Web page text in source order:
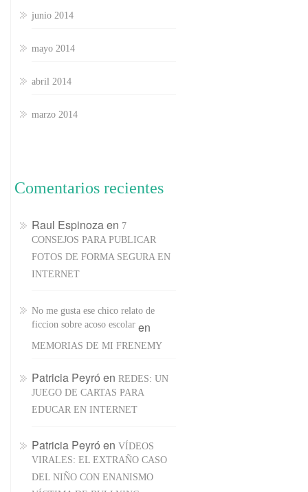
junio 2014
mayo 2014
abril 2014
marzo 2014
Comentarios recientes
Raul Espinozaen 7
CONSEJOS PARA PUBLICAR
FOTOS DE FORMA SEGURA EN
INTERNET
No me gusta ese chico relato de
ficcion sobre acoso escolaren
MEMORIAS DE MI FRENEMY
Patricia Peyró en REDES: UN
JUEGO DE CARTAS PARA
EDUCAR EN INTERNET
Patricia Peyró en VÍDEOS
VIRALES: EL EXTRAÑO CASO
DEL NIÑO CON ENANISMO